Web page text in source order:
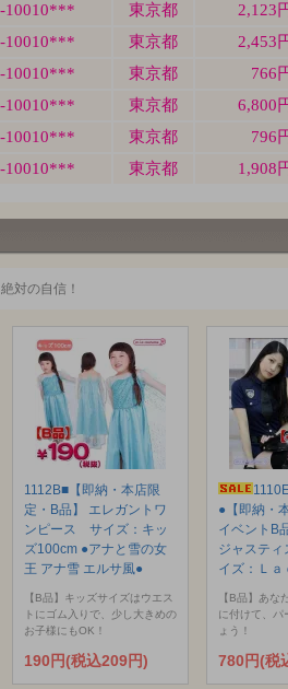
対の自信！
1112B■【即納・本店限
定・B品】 エレガントワ
ンピース サイズ：キッ
ズ100cm ●アナと雪の女
王 アナ雪 エルサ風●
【B品】キッズサイズはウエス
トにゴム入りで、少し大きめの
お子様にもOK！
190円(税込209円)
●【即納・
イベントB
ジャステ
イズ：Ｌａ
【B品】あな
に付けて、パ
ょう！
780円(税